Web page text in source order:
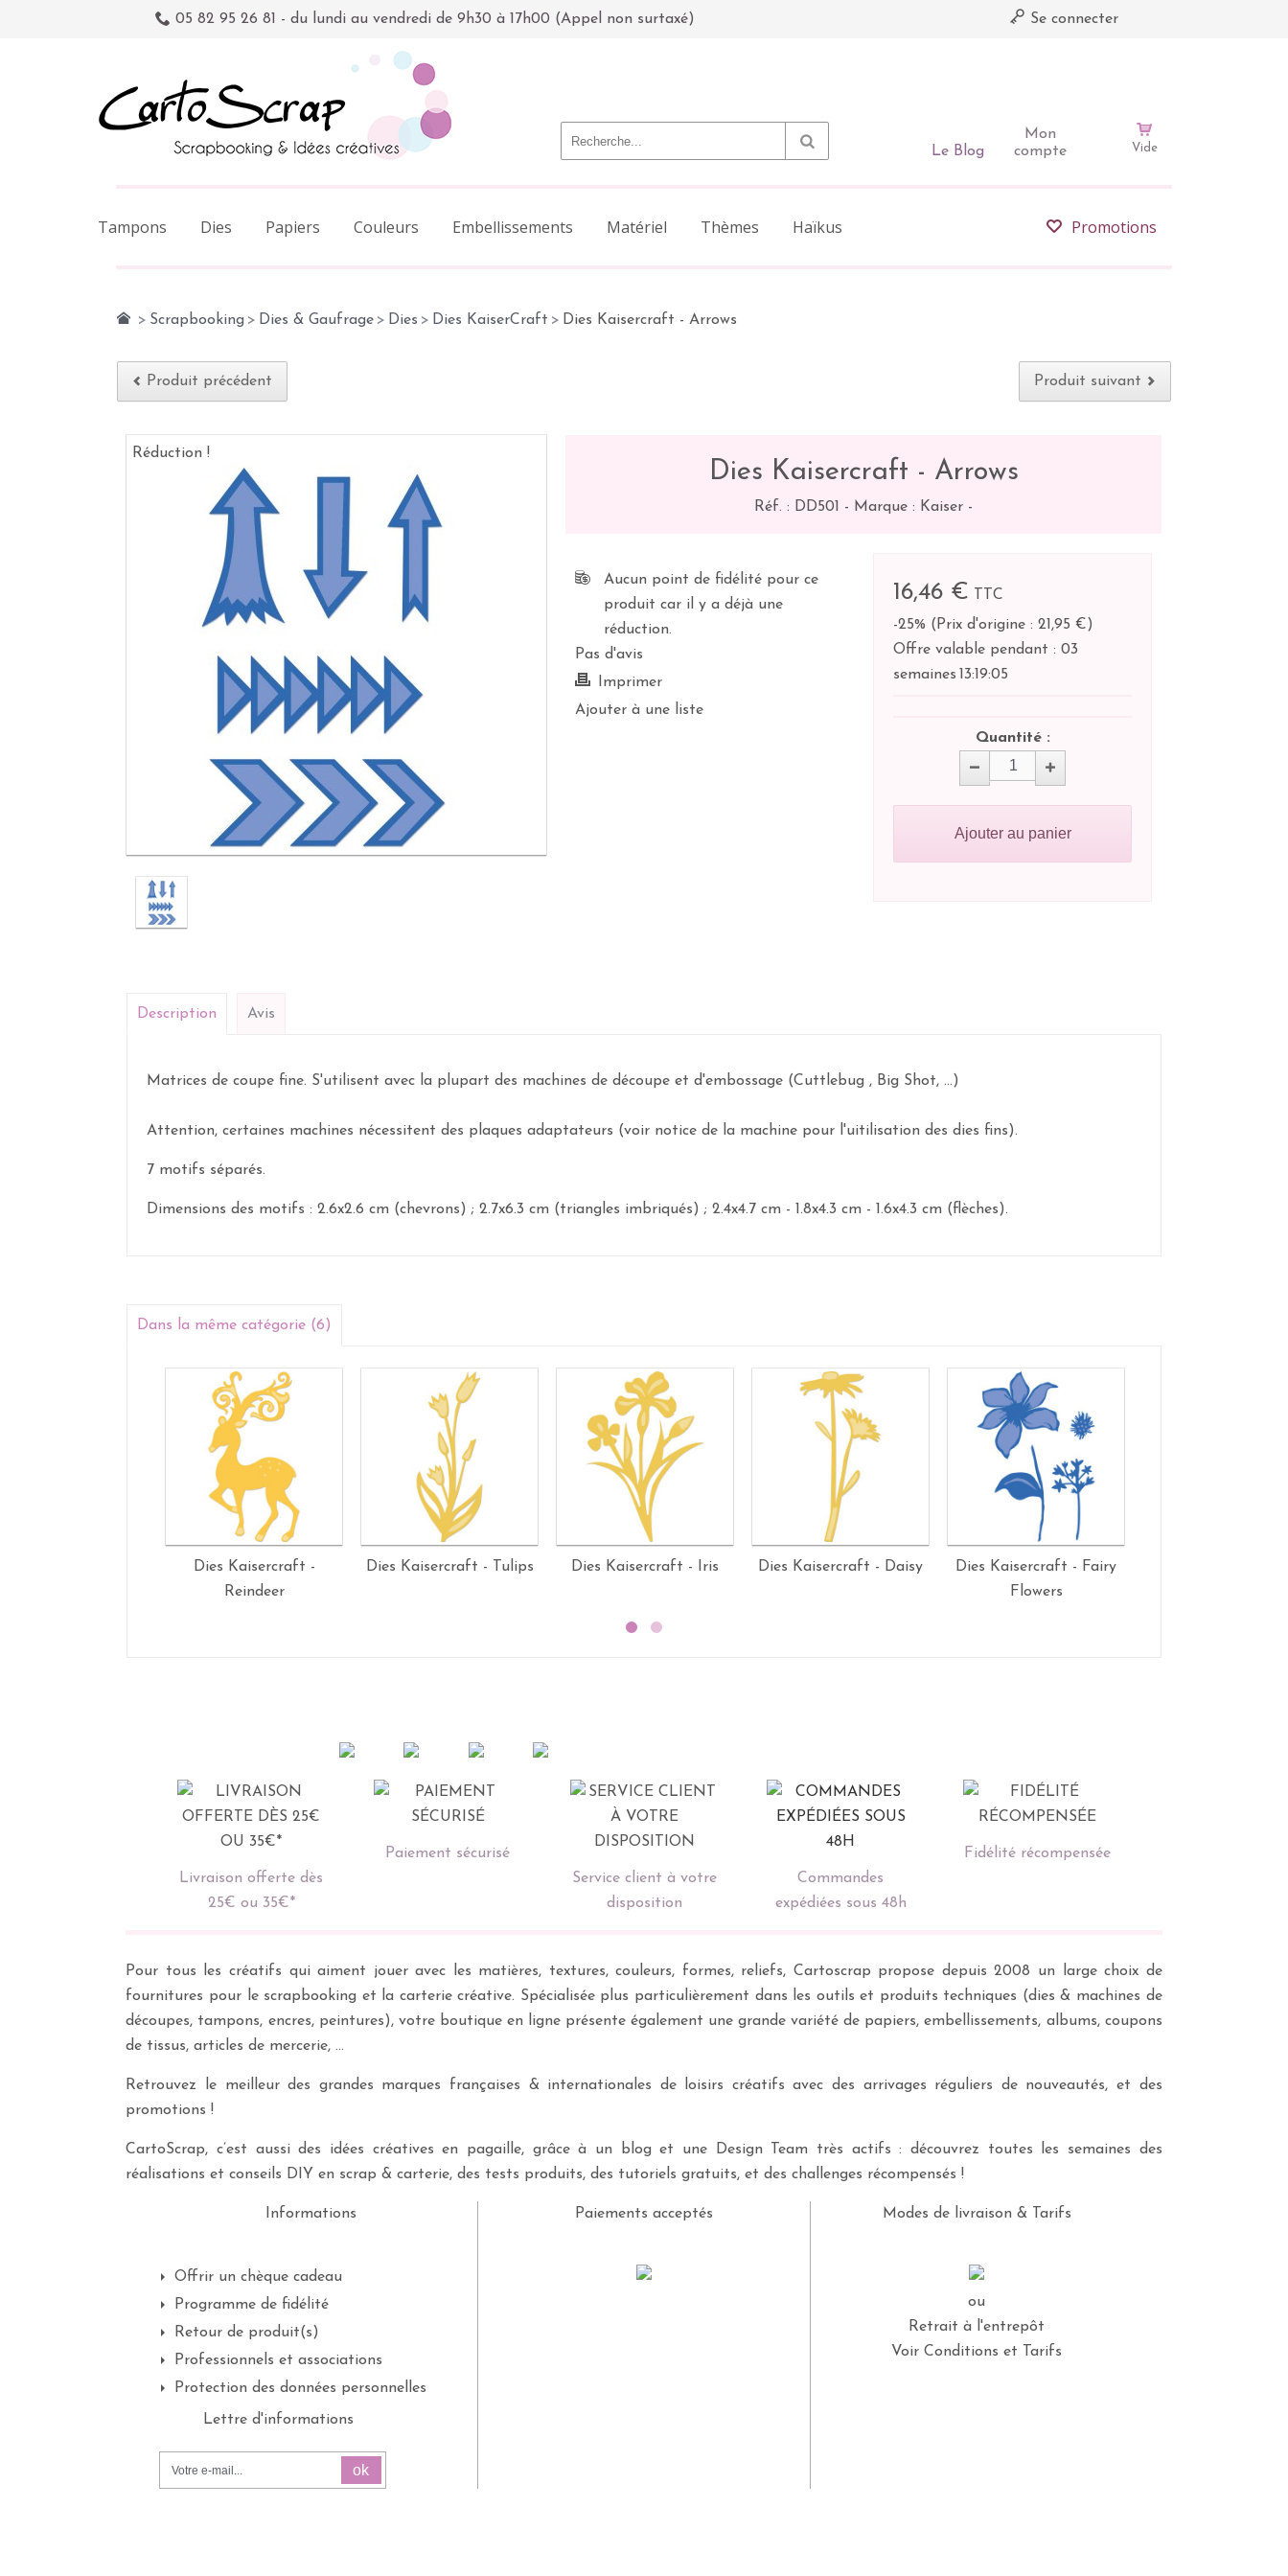
05 82 95 26 81 - du lundi au vendredi de 9h30 à 17h00 (Appel non surtaxé) Se connecter
Mon
compte
Le Blog Vide
Tampons Dies Papiers Couleurs Embellissements Matériel Thèmes Promotions
Haïkus
> Scrapbooking > Dies & Gaufrage > Dies > Dies KaiserCraft > Dies Kaisercraft - Arrows
Produit précédent Produit suivant
Réduction !
Dies Kaisercraft - Arrows
Réf. : DD501 - Marque : Kaiser -
Aucun point de fidélité pour ce
produit car il y a déjà une
réduction.
Pas d'avis
Imprimer
Ajouter à une liste
16,46 €
TTC
-25% ( Prix d'origine : 21,95 €)
Offre valable pendant : 03
semaines 13:19:04
Quantité :
Ajouter au panier
Description Avis
Matrices de coupe fine. S'utilisent avec la plupart des machines de découpe et d'embossage (Cuttlebug , Big Shot, ...)
Attention, certaines machines nécessitent des plaques adaptateurs (voir notice de la machine pour l'uitilisation des dies fins).
7 motifs séparés.
Dimensions des motifs : 2.6x2.6 cm (chevrons) ; 2.7x6.3 cm (triangles imbriqués) ; 2.4x4.7 cm - 1.8x4.3 cm - 1.6x4.3 cm (flèches).
Dans la même catégorie (6)
Dies Kaisercraft -
Reindeer
Dies Kaisercraft - Tulips Dies Kaisercraft - Iris Dies Kaisercraft - Daisy
Dies Kaisercraft - Fairy
Flowers
Livraison offerte dès
25€ ou 35€*
Paiement sécurisé
Service client à votre
disposition
Commandes
expédiées sous 48h
Fidélité récompensée
Pour tous les créatifs qui aiment jouer avec les matières, textures, couleurs, formes, reliefs, Cartoscrap propose depuis 2008 un large choix de
fournitures pour le scrapbooking et la carterie créative. Spécialisée plus particulièrement dans les outils et produits techniques (dies & machines de
découpes, tampons, encres, peintures), votre boutique en ligne présente également une grande variété de papiers, embellissements, albums, coupons
de tissus, articles de mercerie, …
Retrouvez le meilleur des grandes marques françaises & internationales de loisirs créatifs avec des arrivages réguliers de nouveautés, et des
promotions !
CartoScrap, c’est aussi des idées créatives en pagaille, grâce à un blog et une Design Team très actifs : découvrez toutes les semaines des
réalisations et conseils DIY en scrap & carterie, des tests produits, des tutoriels gratuits, et des challenges récompensés !
Informations
Offrir un chèque cadeau
Programme de fidélité
Retour de produit(s)
Professionnels et associations
Protection des données personnelles
Paiements acceptés Modes de livraison & Tarifs
ou
Retrait à l'entrepôt
Voir Conditions et Tarifs
Lettre d'informations
ok